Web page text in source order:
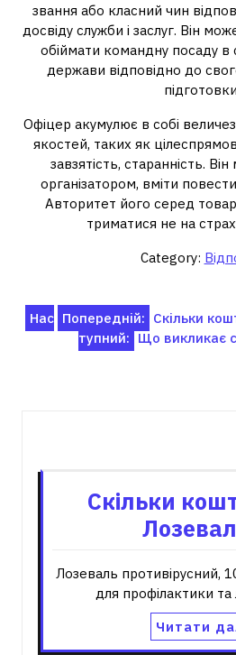
звання або класний чин
досвіду служби і заслуг. Він
обіймати командну посаду в
держави відповідно до
Офіцер акумулює в собі
якостей, таких як
завзятість, старанність.
організатором, вміти
Авторитет його серед
триматися не на
Category:
Навігація
записів
Попередній: Скільки
Нас
тупний: Що викликає
Скільки
Лозеваль противірусний,
для профілактики та
Читати